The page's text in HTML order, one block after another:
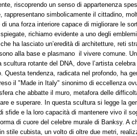
riscoprendo un senso di appartenenza
rappresentano simbolicamente il cittadino,
di una forza interiore capace di migliorare le
richiamo evidente a uno degli
ha lasciato un’eredità di architetture, reti
alla base e plasmano il vivere comune.
rotante del DNA, dove l’artista
Questa tendenza, radicata nel profondo, ha
il "Made in Italy" sinonimo di eccellenza
che abbatte il muro, metafora delle
e superare. In questa scultura si legge la
sfide e la loro capacità di mantenere vivo il
di cuore del celebre murale di Banksy. A
stile cubista, un volto di oltre due metri,